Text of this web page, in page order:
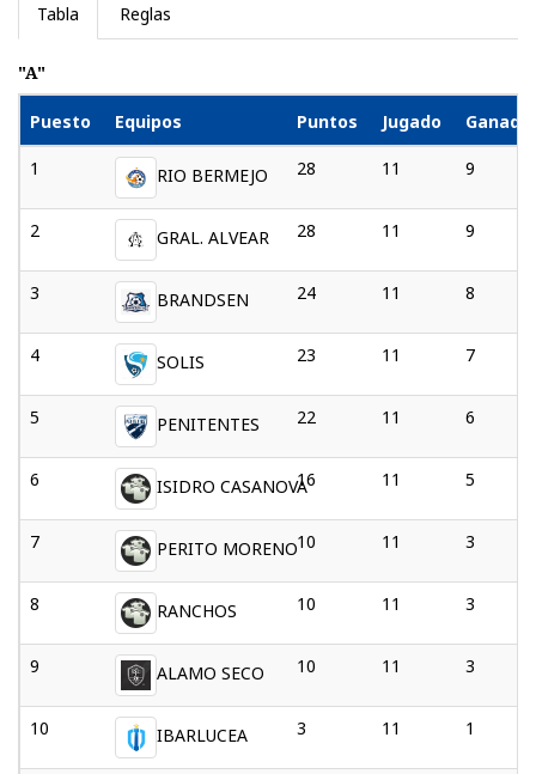
Tabla Reglas
"A"
Puesto Equipos Puntos Jugado
1 RIO BERMEJO 28 11 9
2 GRAL. ALVEAR 28 11 9
3 BRANDSEN 24 11 8
4 SOLIS 23 11 7
5 PENITENTES 22 11 6
6 ISIDRO CASANOVA16 11 5
7 PERITO MORENO10 11 3
8 RANCHOS 10 11 3
9 ALAMO SECO 10 11 3
10 IBARLUCEA 3 11 1